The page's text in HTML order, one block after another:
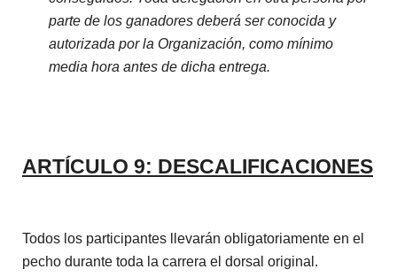
parte de los ganadores deberá ser conocida y
autorizada por la Organización, como mínimo
media hora antes de dicha entrega.
ARTÍCULO 9: DESCALIFICACIONES
Todos los participantes llevarán obligatoriamente en el
pecho durante toda la carrera el dorsal original.